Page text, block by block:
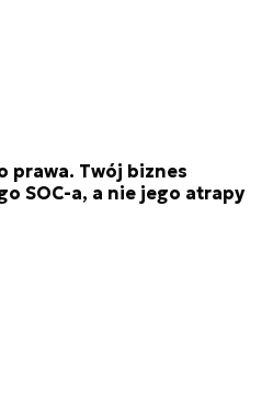
prawa. Twój biznes
SOC-a, a nie jego atrapy